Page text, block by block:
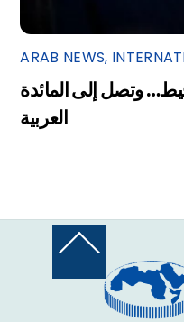
ARAB NEWS,
وتصل إلى المائدة
العربية
Back
Top